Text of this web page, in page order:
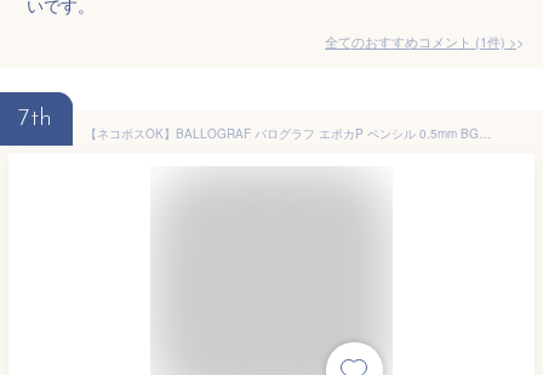
全てのおすすめコメント (1件) >
7th
【ネコポスOK】BALLOGRAF バログラフ エポカP ペンシル 0.5mm BGRAF-P-S メタリックピンク メタリックブルー シャープペンシル